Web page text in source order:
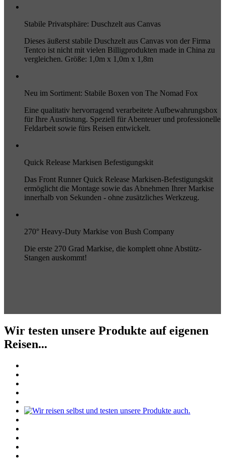
Stabile Privatsphäre: Duschzelt aus Canvas
Dieses äußerst stabile Duschzelt aus Canvas von der Firma
Tentco ist nicht mit vielen Billigprodukten made in China zu
vergleichen. Größe: 1,0m x 1,0m x 1,8m
Neu im Sortiment: Stabile Boxen von The Nomad Fox
Eine qualitativ hervorragend verarbeitete Aufbewahrungsbox
für Ihre Ausrüstung. Speziell für Abenteuer und professionelle
Feldarbeit sowie fürs Reisen entwickelt.
Quick Release Markisen Befestigungskit
Das Front Runner Quick Release Markisen-Befestigungskit
ermöglicht die Montage sowie das Abnehmen Ihrer Markise
innerhalb von Sekunden - ohne zusätzliches Werkzeug.
270° Heavy-Duty Markise von Bush Company
Die erste 270 Grad Markise, die komplett ohne Abstütz-
Stangen auskommt!
Wir testen unsere Produkte auf eigenen
Reisen...